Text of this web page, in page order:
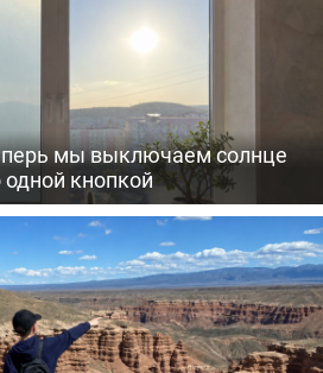
мы выключаем солнце
кнопкой